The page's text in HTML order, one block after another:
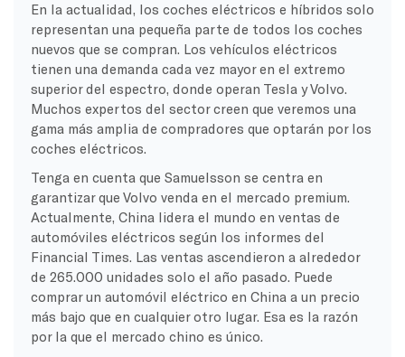
En la actualidad, los coches eléctricos e híbridos solo
representan una pequeña parte de todos los coches
nuevos que se compran. Los vehículos eléctricos
tienen una demanda cada vez mayor en el extremo
superior del espectro, donde operan Tesla y Volvo.
Muchos expertos del sector creen que veremos una
gama más amplia de compradores que optarán por los
coches eléctricos.
Tenga en cuenta que Samuelsson se centra en
garantizar que Volvo venda en el mercado premium.
Actualmente, China lidera el mundo en ventas de
automóviles eléctricos según los informes del
Financial Times. Las ventas ascendieron a alrededor
de 265.000 unidades solo el año pasado. Puede
comprar un automóvil eléctrico en China a un precio
más bajo que en cualquier otro lugar. Esa es la razón
por la que el mercado chino es único.